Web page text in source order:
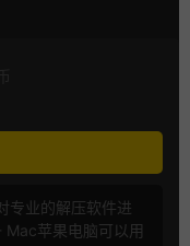
业的解压软件进
Mac苹果电脑可以用